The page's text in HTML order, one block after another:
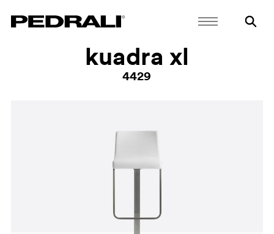
kuadra xl
4429